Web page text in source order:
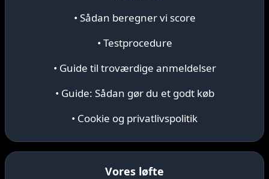
• Sådan beregner vi score
• Testprocedure
• Guide til troværdige anmeldelser
• Guide: Sådan gør du et godt køb
• Cookie og privatlivspolitik
Vores løfte